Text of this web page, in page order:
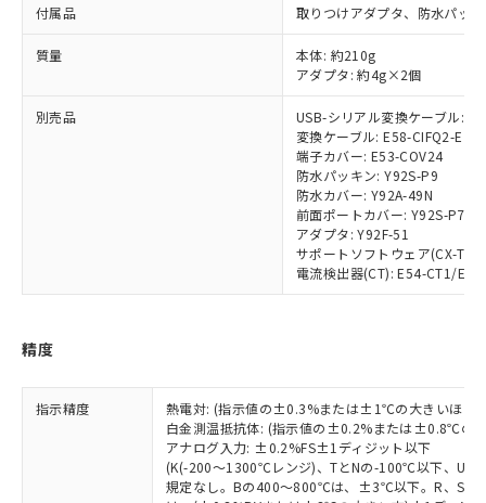
付属品 取りつけアダプタ、防水パッ
質量
本体: 約210g
アダプタ: 約4g×2個
別売品
USB-シリアル変換ケーブル:
変換ケーブル: E58-CIFQ2-E
端子カバー: E53-COV24
防水パッキン: Y92S-P9
防水カバー: Y92A-49N
前面ポートカバー: Y92S-P7
アダプタ: Y92F-51
サポートソフトウェア(CX-
電流検出器(CT): E54-CT1/
精度
指示精度
熱電対: (指示値の±0.3%または±1℃の大きいほう
白金測温抵抗体: (指示値の±0.2%または±0.8℃の
アナログ入力: ±0.2%FS±1ディジット以下
(K(-200～1300℃レンジ)、TとNの-100℃以下、U
規定なし。Bの400～800℃は、±3℃以下。R、S
以下の条件をお読みいただき、同意のうえ
本サービスは、当社制御機器事業取扱
商品の当社在庫状況および標準価格
(税抜)を提供させていただくもので
す。
在庫状況および標準価格照会結果は、
記載している更新日時点での社内デー
タに基づき作成されるものであり、閲
覧された時点での実際の在庫および標
準価格とは異なる場合があることをご
対応済み：EU RoHS指令（10物質）の
非含有に対応した製品が提供可能な商品で
対応予定：EU RoHS指令（10物質）の非含
有に対応した製品に切り替える予定のある
対応予定なし：EU RoHS指令（10物質）の
非含有に非対応の商品で、対応品を出す予
調査・確認中：EU RoHS指令（10物質）の
非含有の対応状況を調査中または確認中の
非該当品：ライセンス料など無形物で、有
*EU RoHS指令（10物質）：
鉛(Pb) 1000ppm以下、 水銀(Hg) 1000ppm以下、 カド
ミウム(Cd) 100ppm以下、
六価クロム(Cr(Ⅵ)) 1000ppm以下、ポリ臭化ビフェニル
類(PBB) 1000ppm以下、ポリ臭化ジフェニルエーテル類
「○」：最大均質材料含有率が中国RoHSの
*中国RoHS10物質の基準値 (GB/T26572)：
Pb(鉛) :1000ppm、 Hg(水銀) : 1000ppm、 Cd(カドミウ
ム) : 100ppm、
Cr(Ⅵ)(六価クロム) : 1000ppm、 PBBs(ポリ臭化ビフェ
（以下｢規制貨物等」という）を輸出
または国外への提供する場合は、日本
国政府の輸出許可(または役務取引許
可)を取得するなどの必要な手続きを
とります。
説明